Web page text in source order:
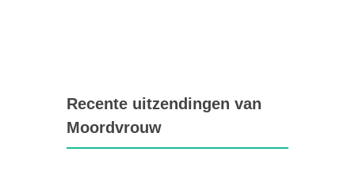
Recente uitzendingen van
Moordvrouw